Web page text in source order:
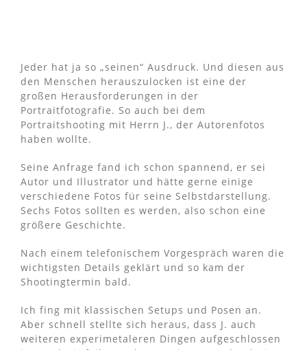
Jeder hat ja so „seinen“ Ausdruck. Und diesen aus
den Menschen herauszulocken ist eine der
großen Herausforderungen in der
Portraitfotografie. So auch bei dem
Portraitshooting mit Herrn J., der Autorenfotos
haben wollte.
Seine Anfrage fand ich schon spannend, er sei
Autor und Illustrator und hätte gerne einige
verschiedene Fotos für seine Selbstdarstellung.
Sechs Fotos sollten es werden, also schon eine
größere Geschichte.
Nach einem telefonischem Vorgespräch waren die
wichtigsten Details geklärt und so kam der
Shootingtermin bald.
Ich fing mit klassischen Setups und Posen an.
Aber schnell stellte sich heraus, dass J. auch
weiteren experimetaleren Dingen aufgeschlossen